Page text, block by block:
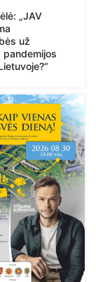
„JAV
už
pandemijos